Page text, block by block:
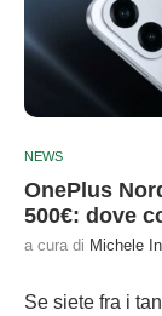
NEWS
OnePlus
500€: dove
a cura di Michele
Se siete fra i